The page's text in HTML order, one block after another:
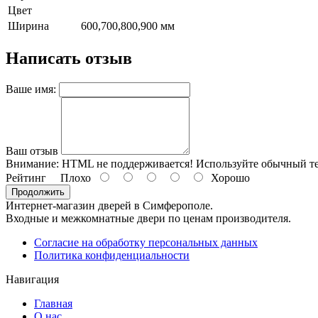
Цвет
Ширина
600,700,800,900 мм
Написать отзыв
Ваше имя:
Ваш отзыв
Внимание: HTML не поддерживается! Используйте обычный
Рейтинг Плохо Хорошо
Продолжить
Интернет-магазин дверей в Симферополе.
Входные и межкомнатные двери по ценам производителя.
Согласие на обработку персональных данных
Политика конфиденциальности
Навигация
Главная